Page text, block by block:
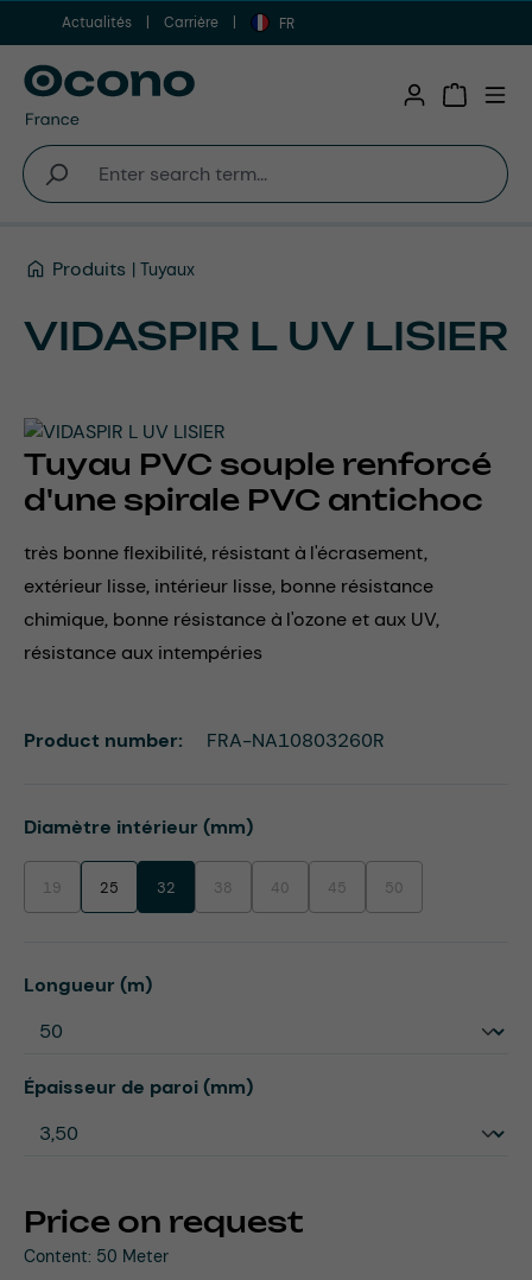
Aller au contenu principal
Actualités Carrière FR
Produits Tuyaux
VIDASPIR L UV LISIER
Tuyau PVC souple renforcé
d'une spirale PVC antichoc
très bonne flexibilité, résistant à l'écrasement,
extérieur lisse, intérieur lisse, bonne résistance
chimique, bonne résistance à l'ozone et aux UV,
résistance aux intempéries
Price on request
Content: 50 Meter
Select
Diamètre intérieur (mm)
19(This option is currently unavailable.)
25 32 38(This option is currently unavailable.)
40(This option is currently unavailable.)
45(This option is currently
50(This option is
Select
Longueur (m)
Select
Épaisseur de paroi (mm)
Product number: FRA-NA10803260R